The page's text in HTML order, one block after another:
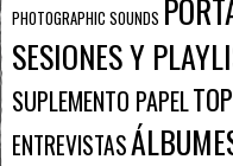
PHOTOGRAPHIC SOUNDS
SESIONES Y
SUPLEMENTO PAPEL
ENTREVISTAS